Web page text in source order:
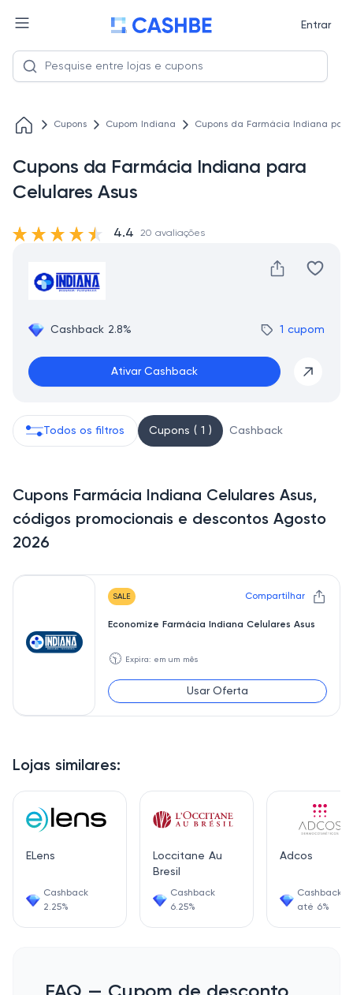
Entrar
Cupons Cupom Indiana Cupons da Farmácia Indiana para
Cupons da Farmácia Indiana para
Celulares Asus
Cashback 2.8% 1 cupom
Ativar Cashback
4.4 20 avaliações
Lojas similares:
ELens
Cashback
2.25%
Loccitane Au
Bresil
Cashback
6.25%
Adcos
Cashback
até 6%
Todos os filtros Cupons ( 1 ) Cashback
Cupons Farmácia Indiana Celulares Asus,
códigos promocionais e descontos Agosto
2026
SALE Compartilhar
Economize Farmácia Indiana Celulares Asus
🕥 Expira: em um mês
Usar Oferta